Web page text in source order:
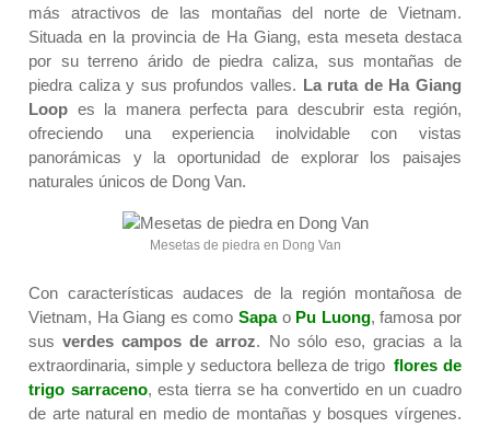
más atractivos de las montañas del norte de Vietnam.
Situada en la provincia de Ha Giang, esta meseta destaca
por su terreno árido de piedra caliza, sus montañas de
piedra caliza y sus profundos valles. La ruta de Ha Giang
Loop es la manera perfecta para descubrir esta región,
ofreciendo una experiencia inolvidable con vistas
panorámicas y la oportunidad de explorar los paisajes
naturales únicos de Dong Van.
Mesetas de piedra en Dong Van
Con características audaces de la región montañosa de
Vietnam, Ha Giang es como Sapao Pu Luong, famosa por
susverdes campos de arroz. No sólo eso, gracias a la
extraordinaria, simple y seductora belleza de trigoflores de
trigo sarraceno, esta tierra se ha convertido en un cuadro
de arte natural en medio de montañas y bosques vírgenes.